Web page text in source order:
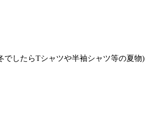
したらTシャツや半袖シャツ等の夏物)